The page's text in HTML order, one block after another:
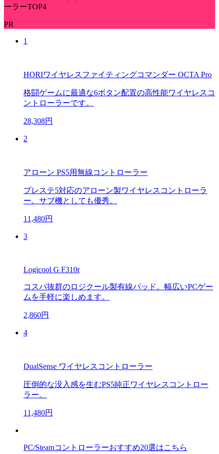
ーラーTOP4
PR
1
HORIワイヤレスファイティングコマンダー OCTA Pro
格闘ゲームに最適な6ボタン配置の高性能ワイヤレスコ
ントローラーです。
28,308円
2
アローン PS5用無線コントローラー
プレステ5対応のアローン製ワイヤレスコントローラ
ー。サブ機としても優秀。
11,480円
3
Logicool G F310r
コスパ抜群のロジクール製有線パッド。幅広いPCゲー
ムを手軽に楽しめます。
2,860円
4
DualSense ワイヤレスコントローラー
圧倒的な没入感を生むPS5純正ワイヤレスコントロー
ラー。
11,480円
PC/Steamコントローラーおすすめ20選はこちら